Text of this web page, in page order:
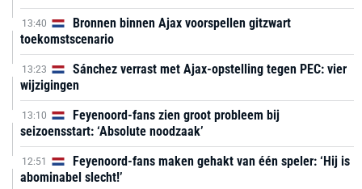
13:40
Bronnen binnen Ajax voorspellen gitzwart
toekomstscenario
13:23
Sánchez verrast met Ajax-opstelling tegen PEC: vier
wijzigingen
13:10
Feyenoord-fans zien groot probleem bij
seizoensstart: ‘Absolute noodzaak’
12:51
Feyenoord-fans maken gehakt van één speler: ‘Hij is
abominabel slecht!’